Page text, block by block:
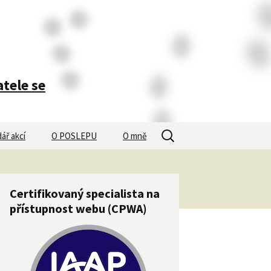
se
akcí O POSLEPU O mně
Vyhledávání
Certifikovaný specialista na
přístupnost webu (CPWA)